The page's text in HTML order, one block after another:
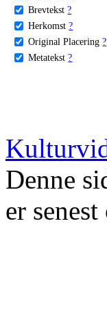
Brevtekst ?
Herkomst ?
Original Placering ?
Metatekst ?
Denne
er